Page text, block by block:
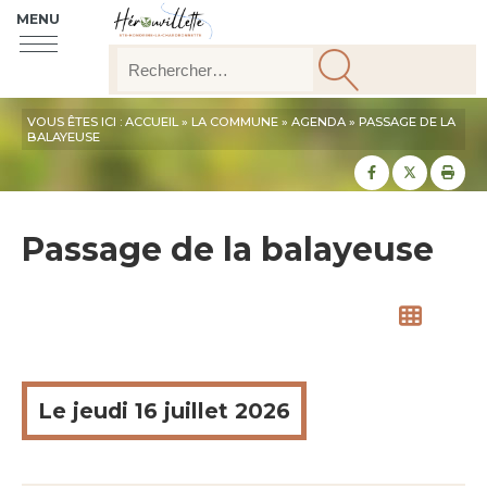
MENU
VOUS ÊTES ICI : ACCUEIL» LA COMMUNE » AGENDA » PASSAGE DE LA
BALAYEUSE
Partager sur
Passage de la balayeuse
Le jeudi 16 juillet 2026